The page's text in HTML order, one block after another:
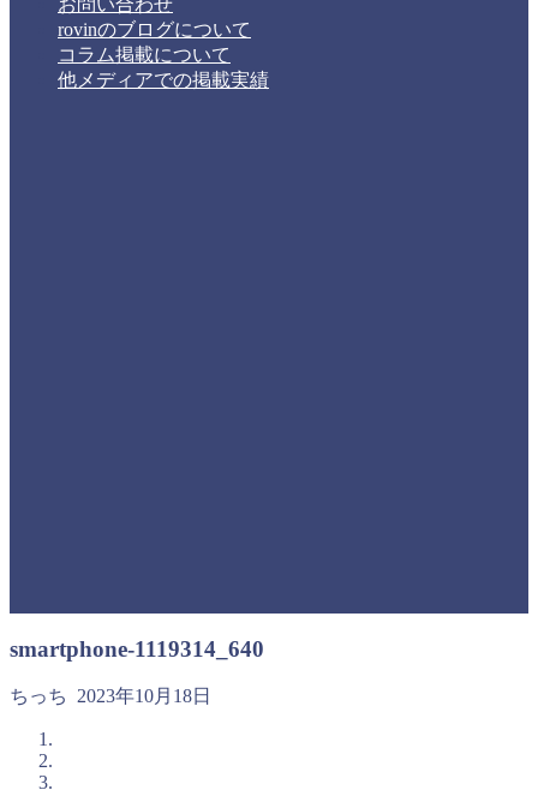
お問い合わせ
rovinのブログについて
コラム掲載について
他メディアでの掲載実績
smartphone-1119314_640
ちっち 2023年10月18日